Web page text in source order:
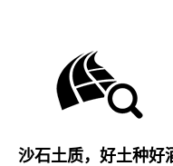
沙石土质，好土种好